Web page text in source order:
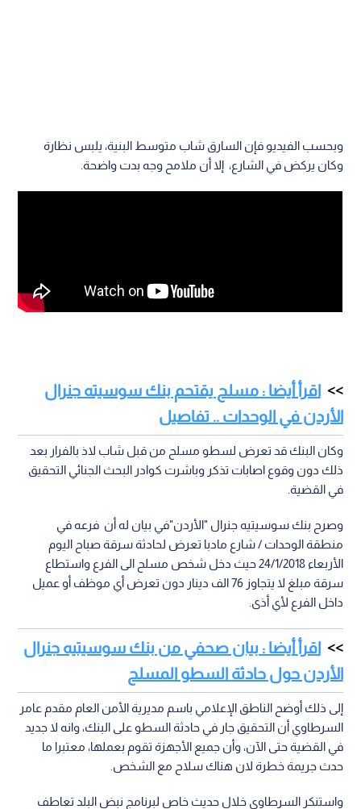
وبحسب الفيديو فإن السارق شاب متوسط البنية، يلبس نظارة
وكان يركض في الشارع، إلا أن ملامح وجه بدت واضحة.
اقرأ أيضا : مسلح يقتحم بنك سوسيته جنرال
الأردن في الوحدات .. تفاصيل
وكان البنك قد تعرض لسطو مسلح من قبل شاب لاذ بالفرار بعد
ذلك دون وقوع اصابات تذكر وباشرت كوادر البحث الجنائي التحقيق
في القضية.
وصرح بنك سوسيتيه جنرال "الأردن"في بيان له أن فرعه في
منطقة الوحدات / شارع مادبا تعرض لحادثة سرقة صباح اليوم
الأربعاء 24/1/2018 حيث دخل شخص مسلح الى الفرع واستطاع
سرقة مبلغ لا يتجاوز 76 الف دينار دون تعرض أي موظف أو عميل
داخل الفرع لأي أذى.
اقرأ أيضا : بيان صحفي من بنك سوسيتيه جنرال
الأردن حول حادثة السطو المسلح
إلى ذلك أوضح الناطق الإعلامي باسم مديرية الأمن العام مقدم عامر
السرطاوي أن التحقيق جار في حادثة السطو على البنك، وانه لا جديد
في القضية حتى الآن، وأن جميع الأجهزة تقوم بعملها، معتبرا ما
حدث جريمة خطرة لان هناك سلاح مع الشخص.
واستنكر السرطاوي خلال حديث خاص لبرنامج نبض البلد تعاطف